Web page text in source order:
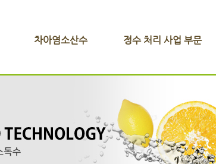
차아염소산수 정수 처리 사업 부문